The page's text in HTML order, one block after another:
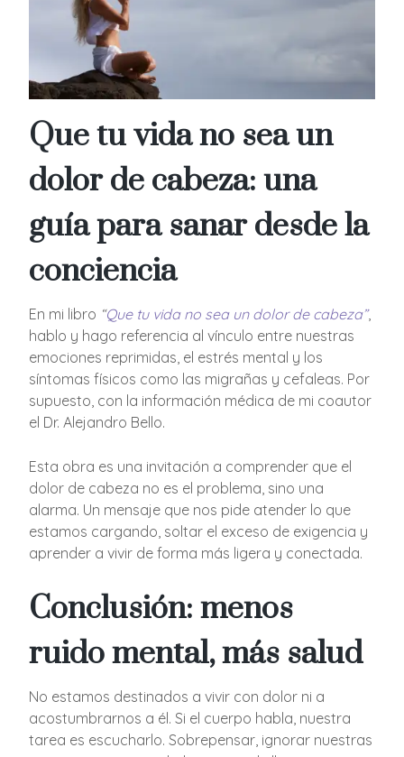
Que tu vida no sea un
dolor de cabeza: una
guía para sanar desde la
conciencia
En mi libro “Que tu vida no sea un dolor de cabeza”,
hablo y hago referencia al vínculo entre nuestras
emociones reprimidas, el estrés mental y los
síntomas físicos como las migrañas y cefaleas. Por
supuesto, con la información médica de mi coautor
el Dr. Alejandro Bello.
Esta obra es una invitación a comprender que el
dolor de cabeza no es el problema, sino una
alarma. Un mensaje que nos pide atender lo que
estamos cargando, soltar el exceso de exigencia y
aprender a vivir de forma más ligera y conectada.
Conclusión: menos
ruido mental, más salud
No estamos destinados a vivir con dolor ni a
acostumbrarnos a él. Si el cuerpo habla, nuestra
tarea es escucharlo. Sobrepensar, ignorar nuestras